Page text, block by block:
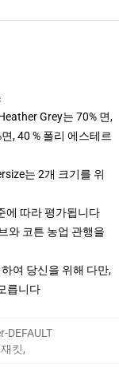
Grey는 70% 면,
, 40 % 폴리 에스테르
는 2개 크기를 위
에 따라 평가됩니다
와 코튼 농업 관행을
여 당신을 위해 다만,
릅니다
DEFAULT
킷,